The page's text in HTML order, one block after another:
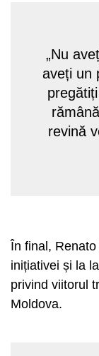
„Nu
aveți un
revină
În final,
inițiativei și la
privind viitorul
Moldova.